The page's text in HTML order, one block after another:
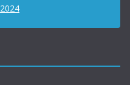
2024